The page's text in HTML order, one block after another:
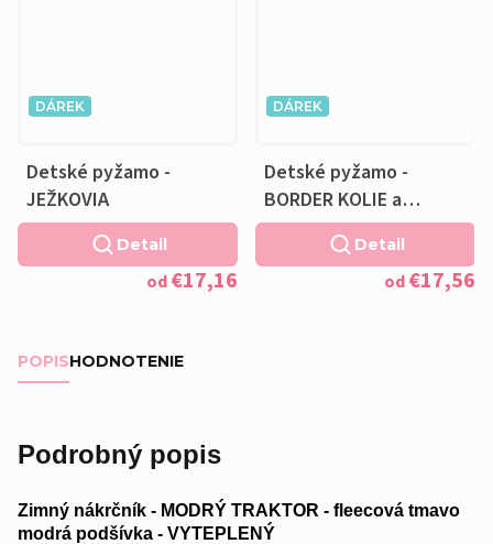
DÁREK
Detské pyžamo -
JEŽKOVIA
od€17,16
Detail
DÁREK
Detské pyžamo -
BORDER KOLIE a
VANKÚŠIK ZADARMO
od€17,56
Detail
POPISHODNOTENIE
Podrobný popis
Zimný nákrčník - MODRÝ TRAKTOR - fleecová tmavo
modrá podšívka - VYTEPLENÝ